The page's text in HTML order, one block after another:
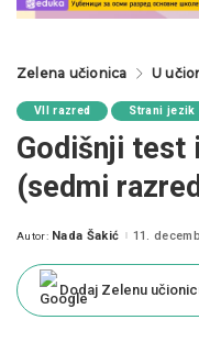
Zelena učionica U
VII razred Strani jezik
Godišnji test
(sedmi
Posted
Autor: Nada Šakić 11.
Dodaj Zelenu